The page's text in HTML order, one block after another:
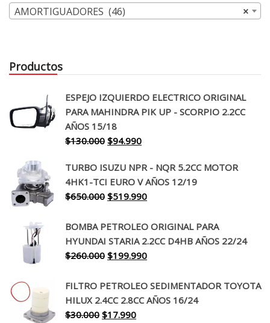
×
AMORTIGUADORES (46)
Productos
ESPEJO IZQUIERDO ELECTRICO ORIGINAL
PARA MAHINDRA PIK UP - SCORPIO 2.2CC
AÑOS 15/18
$130.000 El
original
era:
$130.000.
$94.990El
actual
es:
$94.990.
TURBO ISUZU NPR - NQR 5.2CC MOTOR
4HK1-TCI EURO V AÑOS 12/19
$650.000 El
original
era:
$650.000.
$519.990El
actual
es:
$519.990.
BOMBA PETROLEO ORIGINAL PARA
HYUNDAI STARIA 2.2CC D4HB AÑOS 22/24
$260.000 El
original
era:
$260.000.
$199.990El
actual
es:
FILTRO PETROLEO SEDIMENTADOR TOYOTA
HILUX 2.4CC 2.8CC AÑOS 16/24
$30.000 El
$17.990El